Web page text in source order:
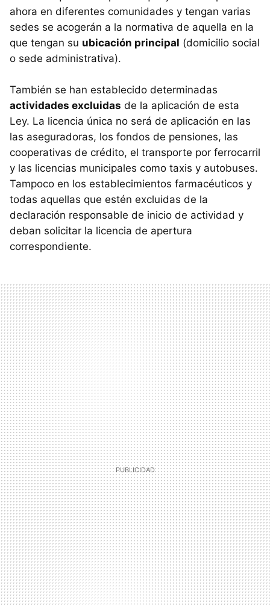
ahora en diferentes comunidades y tengan varias
sedes se acogerán a la normativa de aquella en la
que tengan su ubicación principal (domicilio social
o sede administrativa).
También se han establecido determinadas
actividades excluidas de la aplicación de esta
Ley. La licencia única no será de aplicación en las
las aseguradoras, los fondos de pensiones, las
cooperativas de crédito, el transporte por ferrocarril
y las licencias municipales como taxis y autobuses.
Tampoco en los establecimientos farmacéuticos y
todas aquellas que estén excluidas de la
declaración responsable de inicio de actividad y
deban solicitar la licencia de apertura
correspondiente.